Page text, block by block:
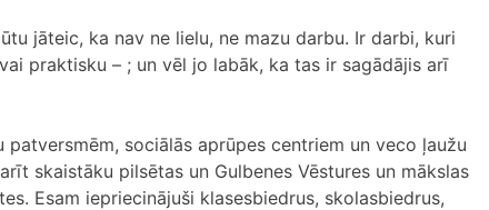
jāteic, ka nav ne lielu, ne mazu darbu. Ir darbi, kuri
praktisku – ; un vēl jo labāk, ka tas ir sagādājis arī
sociālās aprūpes centriem un veco ļaužu
skaistāku pilsētas un Gulbenes Vēstures un mākslas
Esam iepriecinājuši klasesbiedrus, skolasbiedrus,